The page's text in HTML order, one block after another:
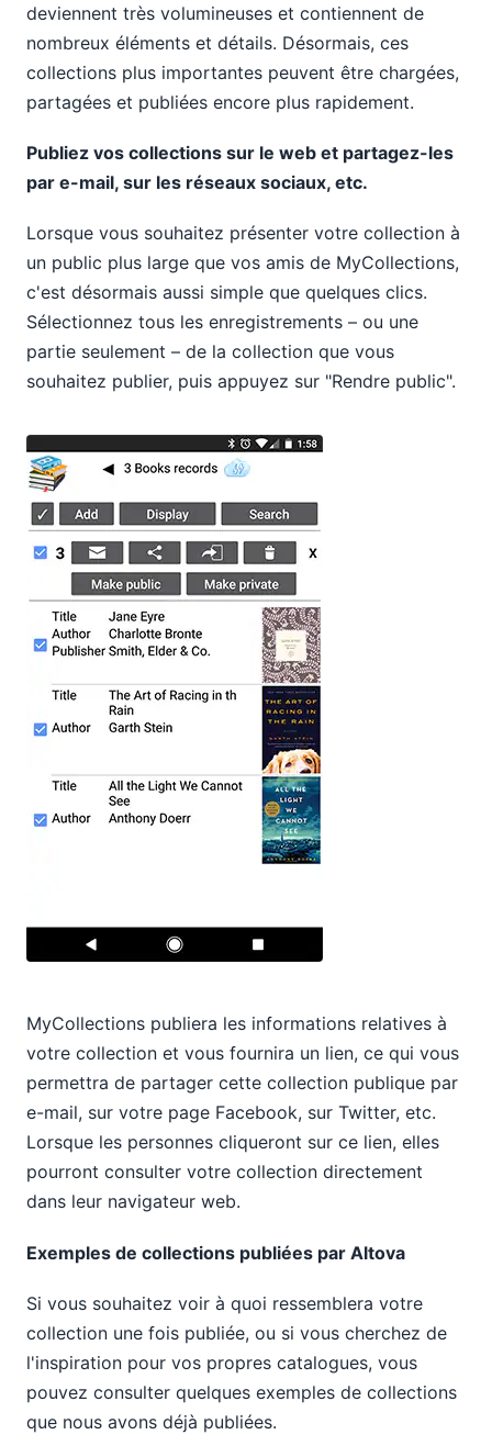
deviennent très volumineuses et contiennent de
nombreux éléments et détails. Désormais, ces
collections plus importantes peuvent être chargées,
partagées et publiées encore plus rapidement.
Publiez vos collections sur le web et partagez-les
par e-mail, sur les réseaux sociaux, etc.
Lorsque vous souhaitez présenter votre collection à
un public plus large que vos amis de MyCollections,
c'est désormais aussi simple que quelques clics.
Sélectionnez tous les enregistrements – ou une
partie seulement – de la collection que vous
souhaitez publier, puis appuyez sur "Rendre public".
MyCollections publiera les informations relatives à
votre collection et vous fournira un lien, ce qui vous
permettra de partager cette collection publique par
e-mail, sur votre page Facebook, sur Twitter, etc.
Lorsque les personnes cliqueront sur ce lien, elles
pourront consulter votre collection directement
dans leur navigateur web.
Exemples de collections publiées par Altova
Si vous souhaitez voir à quoi ressemblera votre
collection une fois publiée, ou si vous cherchez de
l'inspiration pour vos propres catalogues, vous
pouvez consulter quelques exemples de collections
que nous avons déjà publiées.